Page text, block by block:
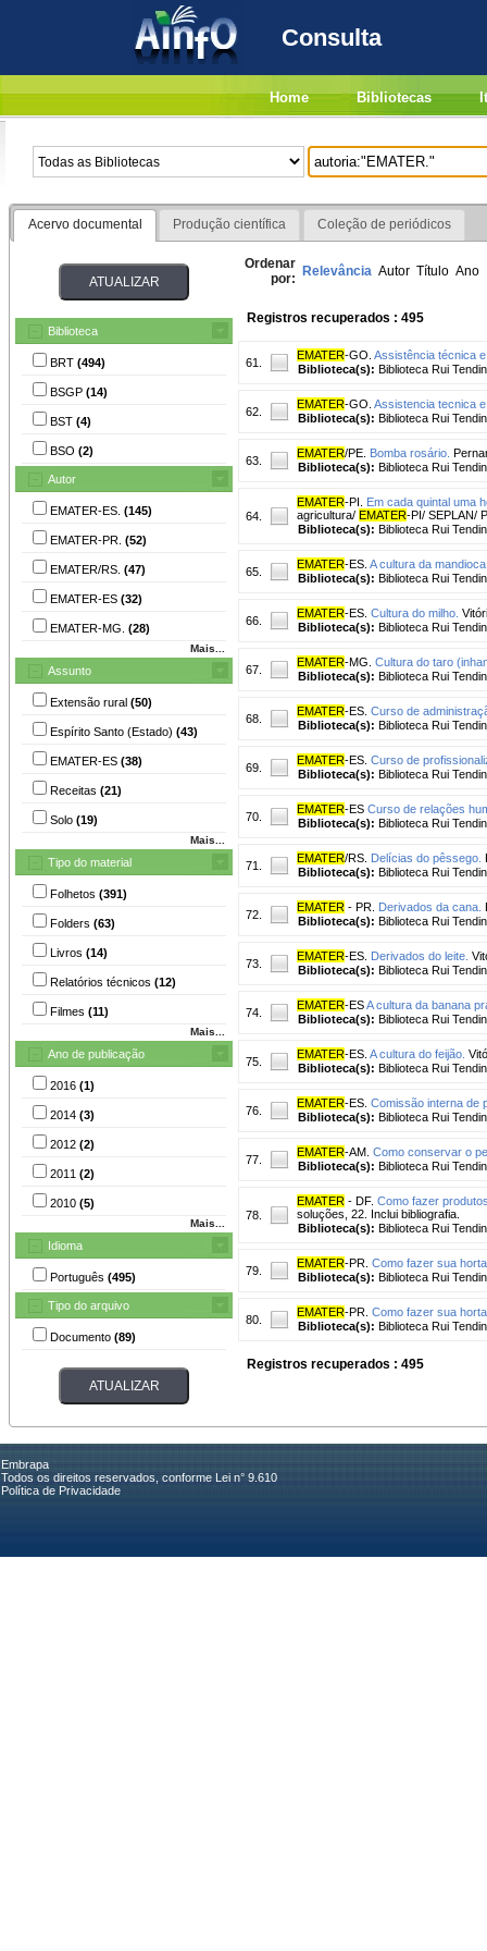
Consulta
Home Bibliotecas
Acervo documental Produção científica Coleção de periódicos
Biblioteca
BRT (494)
BSGP (14)
BST (4)
BSO (2)
Autor
EMATER-ES. (145)
EMATER-PR. (52)
EMATER/RS. (47)
EMATER-ES (32)
EMATER-MG. (28)
Mais...
Assunto
Extensão rural (50)
Espírito Santo (Estado) (43)
EMATER-ES (38)
Receitas (21)
Solo (19)
Mais...
Tipo do material
Folhetos (391)
Folders (63)
Livros (14)
Relatórios técnicos (12)
Filmes (11)
Mais...
Ano de publicação
2016 (1)
2014 (3)
2012 (2)
2011 (2)
2010 (5)
Mais...
Idioma
Português (495)
Tipo do arquivo
Documento (89)
Ordenar
por: Relevância Autor Título Ano
Registros recuperados : 495
61.
EMATER-GO. Assistência técnica
Biblioteca(s): Biblioteca Rui
62.
EMATER-GO. Assistencia tecnica
Biblioteca(s): Biblioteca Rui
63.
EMATER/PE. Bomba rosário.
Biblioteca(s): Biblioteca Rui
64.
EMATER-PI.
Em cada quintal uma
agricultura/ EMATER-PI/ SEPLAN/
Biblioteca(s): Biblioteca Rui
65.
EMATER-ES. A cultura da
Biblioteca(s): Biblioteca Rui
66.
EMATER-ES. Cultura do milho.
Biblioteca(s): Biblioteca Rui
67.
EMATER-MG. Cultura do taro
Biblioteca(s): Biblioteca Rui
68.
EMATER-ES. Curso de
Biblioteca(s): Biblioteca Rui
69.
EMATER-ES. Curso de
Biblioteca(s): Biblioteca Rui
70.
EMATER-ES Curso de relações
Biblioteca(s): Biblioteca Rui
71.
EMATER/RS. Delícias do pêssego.
Biblioteca(s): Biblioteca Rui
72.
EMATER - PR. Derivados da cana.
Biblioteca(s): Biblioteca Rui
73.
EMATER-ES. Derivados do leite.
Biblioteca(s): Biblioteca Rui
74.
EMATER-ESA cultura da banana
Biblioteca(s): Biblioteca Rui
75.
EMATER-ES. A cultura do feijão.
Biblioteca(s): Biblioteca Rui
76.
EMATER-ES. Comissão interna de
Biblioteca(s): Biblioteca Rui
77.
EMATER-AM. Como conservar o
Biblioteca(s): Biblioteca Rui
78.
EMATER - DF. Como fazer
soluções, 22. Inclui bibliografia.
Biblioteca(s): Biblioteca Rui
79.
EMATER-PR. Como fazer sua
Biblioteca(s): Biblioteca Rui
80.
EMATER-PR. Como fazer sua
Biblioteca(s): Biblioteca Rui
Registros recuperados : 495
Embrapa
Todos os direitos reservados, conforme Lei n° 9.610
Política de Privacidade